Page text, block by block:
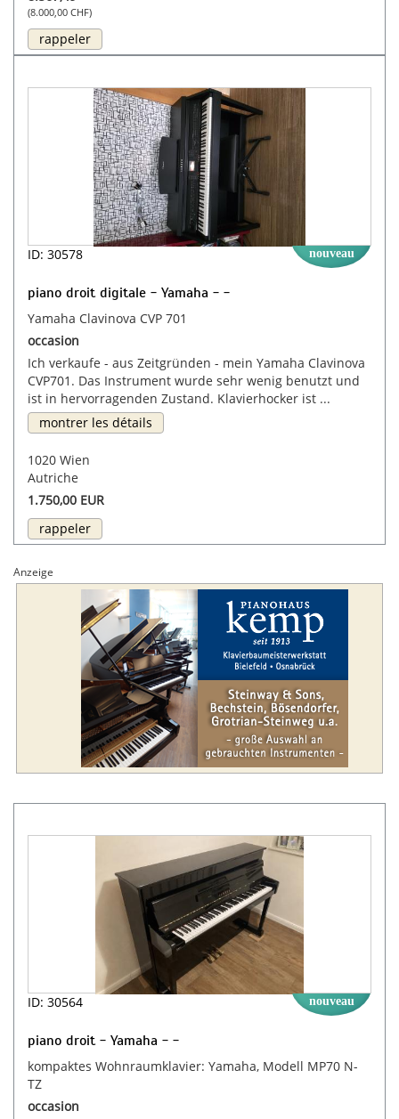
(8.000,00 CHF)
rappeler
ID: 30578 nouveau
piano droit digitale - Yamaha - -
Yamaha Clavinova CVP 701
occasion
Ich verkaufe - aus Zeitgründen - mein Yamaha Clavinova
CVP701. Das Instrument wurde sehr wenig benutzt und
ist in hervorragenden Zustand. Klavierhocker ist ...
montrer les détails
1020 Wien
Autriche
1.750,00 EUR
rappeler
Anzeige
ID: 30564 nouveau
piano droit - Yamaha - -
kompaktes Wohnraumklavier: Yamaha, Modell MP70 N-
TZ
occasion